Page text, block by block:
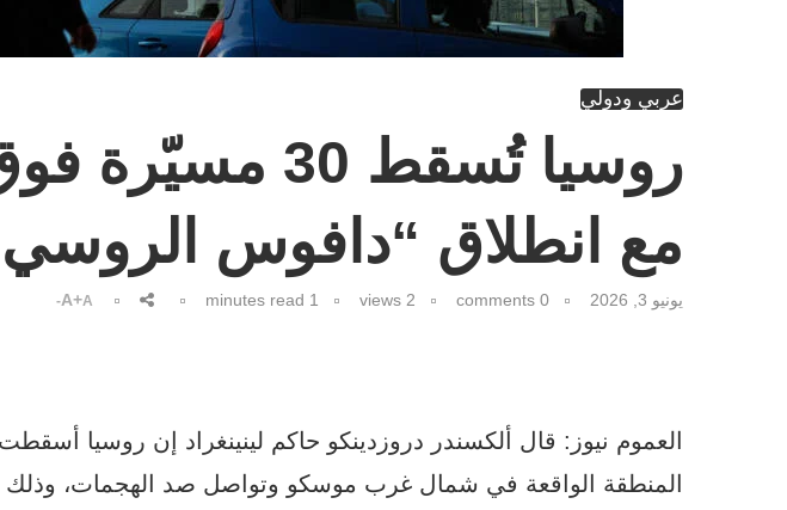
عربي ودولي
روسيا تُسقط 30
مع انطلاق “دافوس
يونيو 3, 2026 0 comments
2
1 minutes read
A+A-
المنطقة الواقعة في شمال غرب موسكو وتواصل صد الهجمات، وذلك